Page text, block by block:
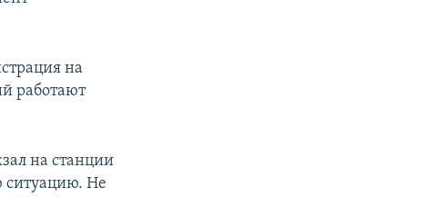
на
работают
на станции
ситуацию. Не